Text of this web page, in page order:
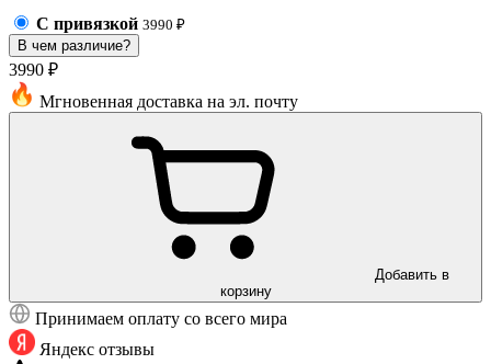
С привязкой 3990 ₽
В чем различие?
3990 ₽
Мгновенная доставка на эл. почту
Добавить в
корзину
Принимаем оплату со всего мира
Яндекс отзывы